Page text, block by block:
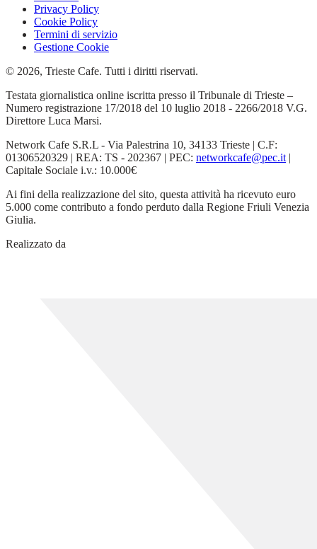
Privacy Policy
Cookie Policy
Termini di servizio
Gestione Cookie
© 2026, Trieste Cafe. Tutti i diritti riservati.
Testata giornalistica online iscritta presso il Tribunale di Trieste –
Numero registrazione 17/2018 del 10 luglio 2018 - 2266/2018 V.G.
Direttore Luca Marsi.
Network Cafe S.R.L - Via Palestrina 10, 34133 Trieste | C.F:
01306520329 | REA: TS - 202367 | PEC: networkcafe@pec.it |
Capitale Sociale i.v.: 10.000€
Ai fini della realizzazione del sito, questa attività ha ricevuto euro
5.000 come contributo a fondo perduto dalla Regione Friuli Venezia
Giulia.
Realizzato da